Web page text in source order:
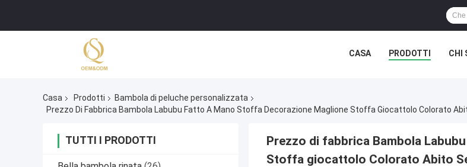
CASA PRODOTTI CHI
Casa Prodotti
Bambola di peluche personalizzata
Prezzo Di Fabbrica Bambola Labubu Fatto A Mano Stoffa Decorazione Maglione Stoffa Giocattolo Colorato
TUTTI I PRODOTTI
Prezzo di fabbrica Bambola
Stoffa giocattolo Colorato Abito